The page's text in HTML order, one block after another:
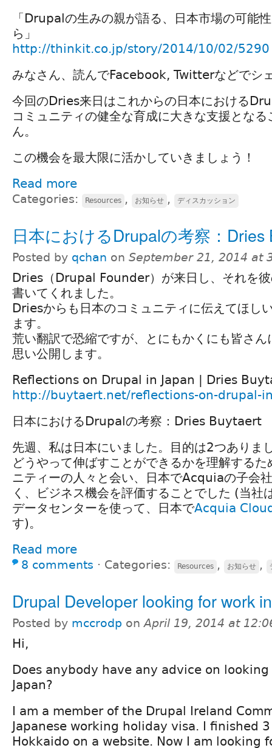
「Drupalの生みの親が語る、日本市場の可能
ら」
http://thinkit.co.jp/story/2014/10/02/5290
みなさん、読んでFacebook, Twitterなどでシ
今回のDries来日はこれからの日本における
コミュニティの健全な育成に大きな支援とな
ん。
この機会を最大限に活かしていきましょう！
Read more
Categories: Resources , お知らせ , ディスカッション
日本におけるDrupalの考察：Dries
Posted by qchan on September 21, 2014 at
Dries（Drupal Founder）が来日し、それを
書いてくれました。
Driesからも日本のコミュニティに伝えてほし
ます。
荒い翻訳で恐縮ですが、とにもかくにも皆さ
思い公開します。
Reflections on Drupal in Japan | Dries
http://buytaert.net/reflections-on-drupal-
日本におけるDrupalの考察：Dries Buytaert
先週、私は日本にいました。目的は2つありま
どうやって伸ばすことができるかを理解する
ニティーの人々と会い、日本でAcquiaの子会
く、ビジネス機会を評価することでした (当
データセンターを使って、日本でAcquia
す)。
Read more
8 comments ⋅ Categories: Resources , お知らせ ,
Drupal Developer looking for work
Posted by mccrodp onApril 19, 2014 at
Hi,
Does anybody have any advice on
Japan?
I am a member of the Drupal Ireland
Japanese working holiday visa. I finished
Hokkaido on a website. Now I am looking